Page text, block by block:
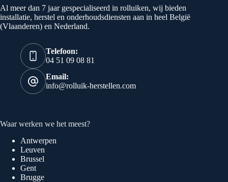
Al meer dan 7 jaar gespecialiseerd in rolluiken, wij bieden
installatie, herstel en onderhoudsdiensten aan in heel België
(Vlaanderen) en Nederland.
Telefoon:
04 51 09 08 81
Email:
info@rolluik-herstellen.com
Waar werken we het meest?
Antwerpen
Leuven
Brussel
Gent
Brugge